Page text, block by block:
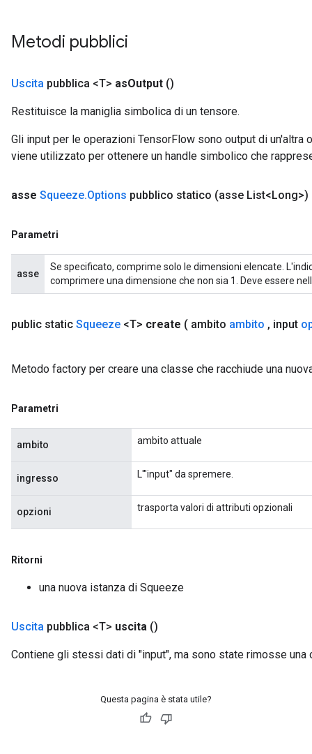
Metodi pubblici
Uscita pubblica <T> asOutput ()
Restituisce la maniglia simbolica di un tensore.
Gli input per le operazioni TensorFlow sono output di un'altra
viene utilizzato per ottenere un handle simbolico che
asse Squeeze.Options pubblico statico (asse List<Long>)
Parametri
asse
Se specificato, comprime solo le dimensioni elencate.
comprimere una dimensione che non sia 1. Deve essere
public static Squeeze <T> create ( ambito ambito , input
Metodo factory per creare una classe che racchiude una
Parametri
ambito ambito attuale
ingresso L'"input" da spremere.
opzioni trasporta valori di attributi opzionali
Ritorni
una nuova istanza di Squeeze
Uscita pubblica <T> uscita ()
Contiene gli stessi dati di "input", ma sono state rimosse
Questa pagina è stata utile?